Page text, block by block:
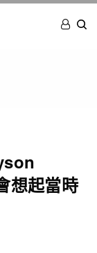
想起當時